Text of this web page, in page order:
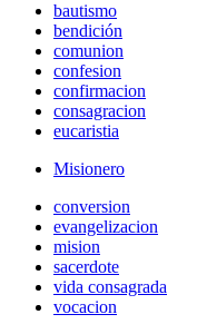
bautismo
bendición
comunion
confesion
confirmacion
consagracion
eucaristia
Misionero
conversion
evangelizacion
mision
sacerdote
vida consagrada
vocacion